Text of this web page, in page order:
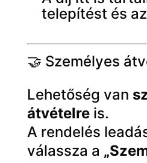
telepítést és
🤝 Személyes
Lehetőség van
átvételreis.
A rendelés
válassza a